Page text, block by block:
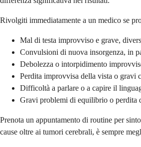
Rivolgiti immediatamente a un medico se
Mal di testa improvviso e grave,
Convulsioni di nuova insorgenza, in
Debolezza o intorpidimento
Perdita improvvisa della vista o gravi
Difficoltà a parlare o a capire il
Gravi problemi di equilibrio o perdita
Prenota un appuntamento di routine per
cause oltre ai tumori cerebrali, è sempre